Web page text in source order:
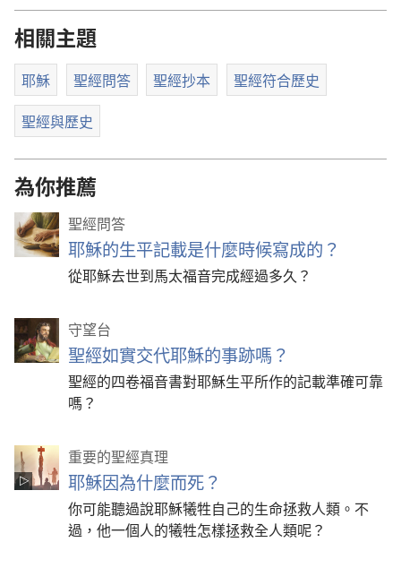
相關主題
耶穌 聖經問答 聖經抄本
聖經符合歷史
聖經與歷史
為你推薦
聖經問答
耶穌的生平記載是什麼時候寫成的？
從耶穌去世到馬太福音完成經過多久？
守望台
聖經如實交代耶穌的事跡嗎？
聖經的四卷福音書對耶穌生平所作的記載準確可靠
嗎？
重要的聖經真理
耶穌因為什麼而死？
你可能聽過說耶穌犧牲自己的生命拯救人類。不
過，他一個人的犧牲怎樣拯救全人類呢？